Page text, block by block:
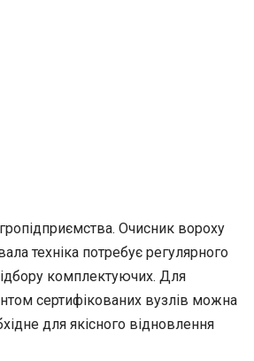
Очисник вороху
техніка потребує регулярного
комплектуючих. Для
сертифікованих вузлів можна
для якісного відновлення